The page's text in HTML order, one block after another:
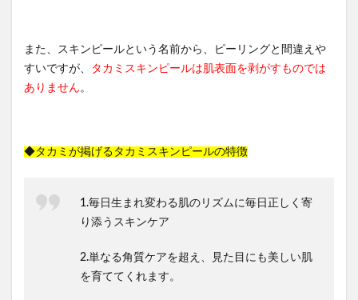
また、スキンピールという名前から、ピーリングと間違えや
すいですが、
タカミスキンピールは肌表面を剥がすものでは
ありません。
◆タカミが掲げるタカミスキンピールの特徴
1.毎日生まれ変わる肌のリズムに毎日正しく寄
り添うスキンケア
2.単なる角質ケアを超え、見た目にも美しい肌
を育ててくれます。